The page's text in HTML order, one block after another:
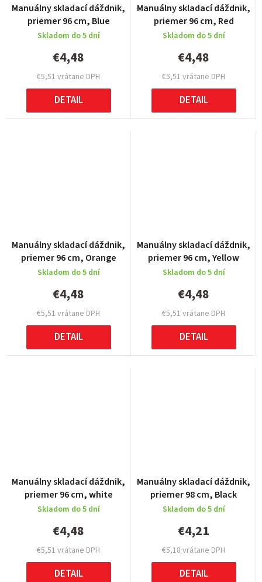
Manuálny skladací dáždnik,
priemer 96 cm, Blue
Skladom do 5 dní
€5,51 vrátane DPH
€4,48
DETAIL
Manuálny skladací dáždnik,
priemer 96 cm, Red
Skladom do 5 dní
€5,51 vrátane DPH
€4,48
DETAIL
Manuálny skladací dáždnik,
priemer 96 cm, Orange
Skladom do 5 dní
€5,51 vrátane DPH
€4,48
DETAIL
Manuálny skladací dáždnik,
priemer 96 cm, Yellow
Skladom do 5 dní
€5,51 vrátane DPH
€4,48
DETAIL
Manuálny skladací dáždnik,
priemer 96 cm, white
Skladom do 5 dní
€5,51 vrátane DPH
€4,48
DETAIL
Manuálny skladací dáždnik,
priemer 98 cm, Black
Skladom do 5 dní
€5,18 vrátane DPH
€4,21
DETAIL